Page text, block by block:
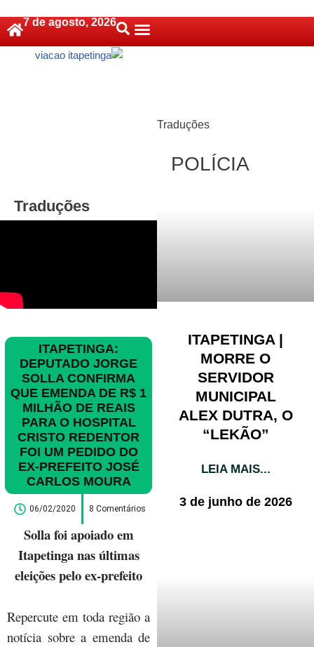
Pular
7 de agosto, 2026
Traduções
ITAPETINGA:
DEPUTADO JORGE
SOLLA CONFIRMA
QUE EMENDA DE R$ 1
MILHÃO DE REAIS
PARA O HOSPITAL
CRISTO REDENTOR
FOI UM PEDIDO DO
EX-PREFEITO JOSÉ
CARLOS MOURA
06/02/2020 8 Comentários
Solla foi apoiado em
Itapetinga nas últimas
eleições pelo ex-prefeito
Repercute em toda região a
notícia sobre a emenda de
Traduções
POLÍCIA
ITAPETINGA |
MORRE O
SERVIDOR
MUNICIPAL
ALEX DUTRA, O
“LEKÃO”
LEIA MAIS...
3 de junho de 2026